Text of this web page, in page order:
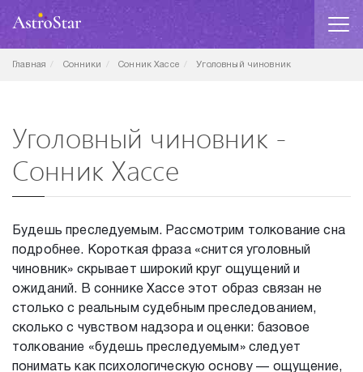
Главная Сонники Сонник Хассе Уголовный чиновник
Уголовный чиновник -
Сонник Хассе
Будешь преследуемым. Рассмотрим толкование сна
подробнее. Короткая фраза «снится уголовный
чиновник» скрывает широкий круг ощущений и
ожиданий. В соннике Хассе этот образ связан не
столько с реальным судебным преследованием,
сколько с чувством надзора и оценки: базовое
толкование «будешь преследуемым» следует
понимать как психологическую основу — ощущение,